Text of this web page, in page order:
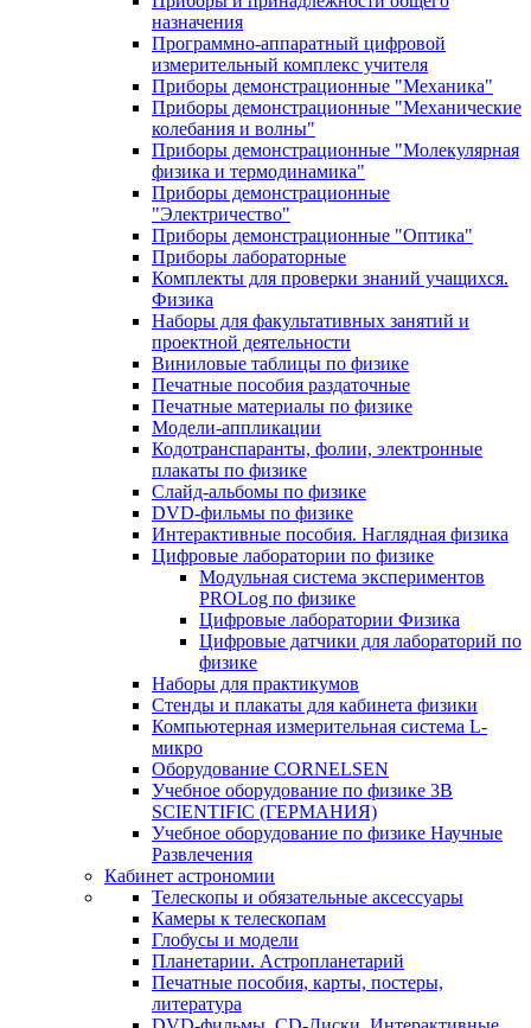
назначения
Программно-аппаратный цифровой
измерительный комплекс учителя
Приборы демонстрационные "Механика"
Приборы демонстрационные "Механические
колебания и волны"
Приборы демонстрационные "Молекулярная
физика и термодинамика"
Приборы демонстрационные
"Электричество"
Приборы демонстрационные "Оптика"
Приборы лабораторные
Комплекты для проверки знаний учащихся.
Физика
Наборы для факультативных занятий и
проектной деятельности
Виниловые таблицы по физике
Печатные пособия раздаточные
Печатные материалы по физике
Модели-аппликации
Кодотранспаранты, фолии, электронные
плакаты по физике
Слайд-альбомы по физике
DVD-фильмы по физике
Интерактивные пособия. Наглядная физика
Цифровые лаборатории по физике
Модульная система экспериментов
PROLog по физике
Цифровые лаборатории Физика
Цифровые датчики для лабораторий по
физике
Наборы для практикумов
Стенды и плакаты для кабинета физики
Компьютерная измерительная система L-
микро
Оборудование CORNELSEN
Учебное оборудование по физике 3B
SCIENTIFIC (ГЕРМАНИЯ)
Учебное оборудование по физике Научные
Развлечения
Кабинет астрономии
Телескопы и обязательные аксессуары
Камеры к телескопам
Глобусы и модели
Планетарии. Астропланетарий
Печатные пособия, карты, постеры,
литература